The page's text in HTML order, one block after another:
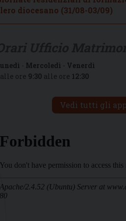
diocesano (31/08-03/09)
- Mercoledì - Venerdì
ore 9:30 alle ore 12:30
Vedi tutti gli